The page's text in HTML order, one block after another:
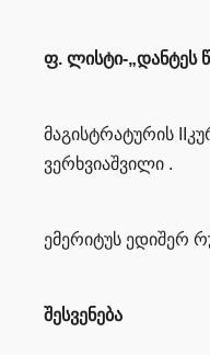
ფ. ლისტი-„დანტეს
მაგისტრატურის
ვერხვიაშვილი .
ემერიტუს ედიშერ
შესვენება